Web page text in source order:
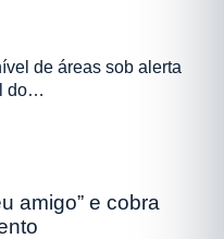
de áreas sob alerta
do…
amigo” e cobra